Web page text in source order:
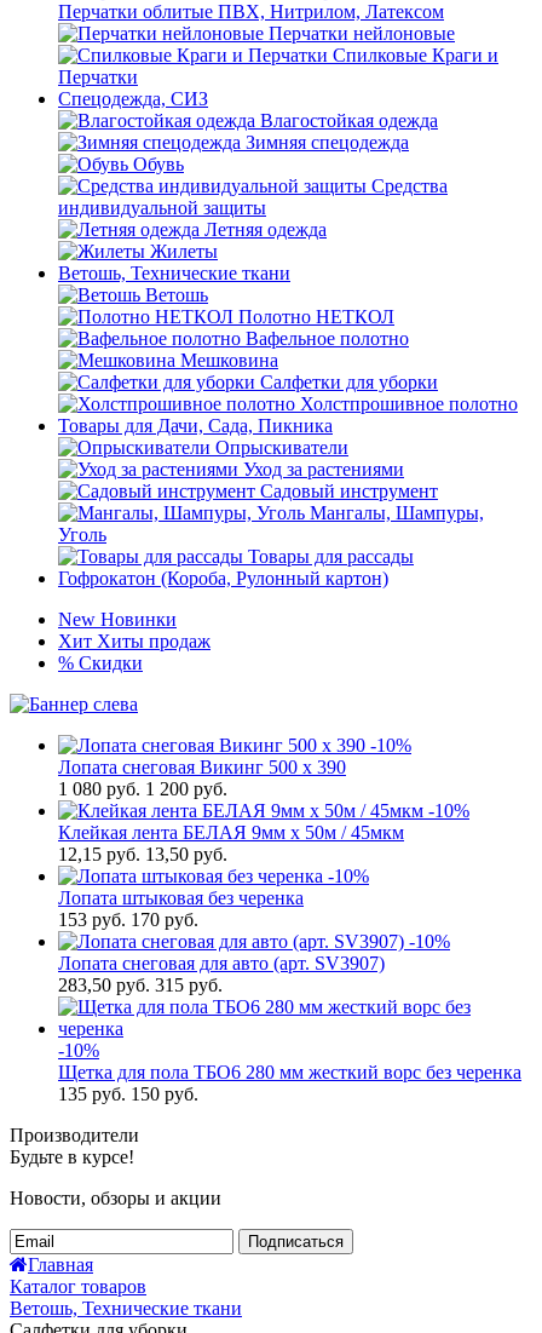
Перчатки облитые ПВХ, Нитрилом, Латексом
Перчатки нейлоновые
Спилковые Краги и
Перчатки
Спецодежда, СИЗ
Влагостойкая одежда
Зимняя спецодежда
Обувь
Средства
индивидуальной защиты
Летняя одежда
Жилеты
Ветошь, Технические ткани
Ветошь
Полотно НЕТКОЛ
Вафельное полотно
Мешковина
Салфетки для уборки
Холстпрошивное полотно
Товары для Дачи, Сада, Пикника
Опрыскиватели
Уход за растениями
Садовый инструмент
Мангалы, Шампуры,
Уголь
Товары для рассады
Гофрокатон (Короба, Рулонный картон)
New Новинки
Хит Хиты продаж
% Скидки
-10%
Лопата снеговая Викинг 500 х 390
1 080 руб. 1 200 руб.
-10%
Клейкая лента БЕЛАЯ 9мм х 50м / 45мкм
12,15 руб. 13,50 руб.
-10%
Лопата штыковая без черенка
153 руб. 170 руб.
-10%
Лопата снеговая для авто (арт. SV3907)
283,50 руб. 315 руб.
-10%
Щетка для пола ТБО6 280 мм жесткий ворс без черенка
135 руб. 150 руб.
Производители
Будьте в курсе!
Новости, обзоры и акции
Подписаться
Главная
Каталог товаров
Ветошь, Технические ткани